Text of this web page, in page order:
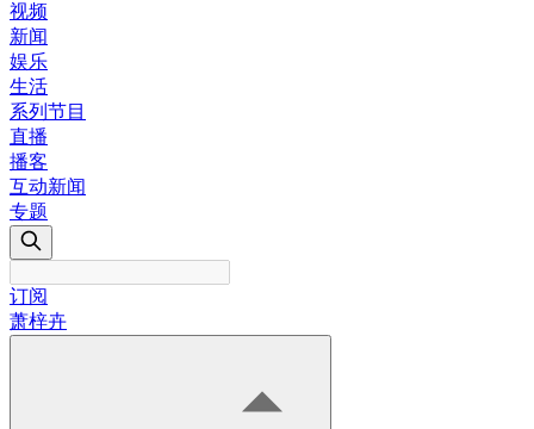
视频
新闻
娱乐
生活
系列节目
直播
播客
互动新闻
专题
订阅
萧梓卉